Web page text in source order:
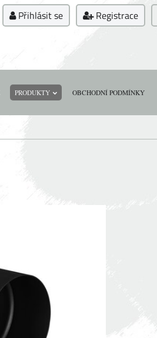
Přihlásit se Registrace
PRODUKTY OBCHODNÍ PODMÍNKY